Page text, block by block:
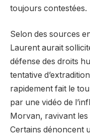
toujours contestées.
Selon des sources
Laurent aurait
défense des droits
tentative
rapidement fait le
par une vidéo de
Morvan, ravivant les
Certains dénoncent